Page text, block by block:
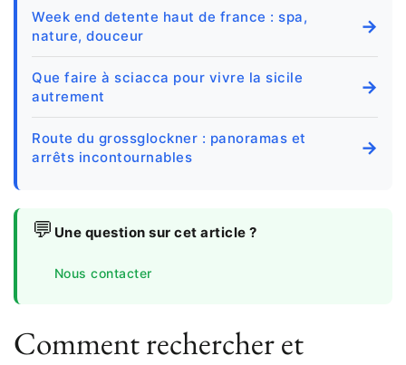
Week end detente haut de france : spa,
nature, douceur
→
Que faire à sciacca pour vivre la sicile
autrement
→
Route du grossglockner : panoramas et
arrêts incontournables
→
💬 Une question sur cet article ?
Nous contacter
Comment rechercher et